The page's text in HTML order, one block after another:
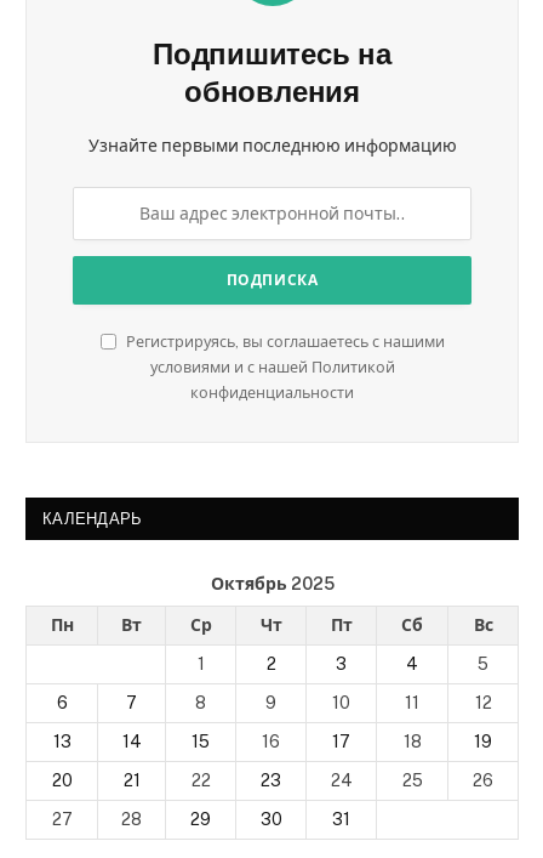
Подпишитесь на
обновления
Узнайте первыми последнюю информацию
Регистрируясь, вы соглашаетесь с нашими
условиями и с нашей Политикой
конфиденциальности
КАЛЕНДАРЬ
Октябрь 2025
Пн Вт Ср Чт Пт Сб
Вс
1
2 3 4
5
6
7 8 9 10 11
12
13
14 15 16 17 18
19
20
21 22 23 24 25
26
27
28 29 30 31